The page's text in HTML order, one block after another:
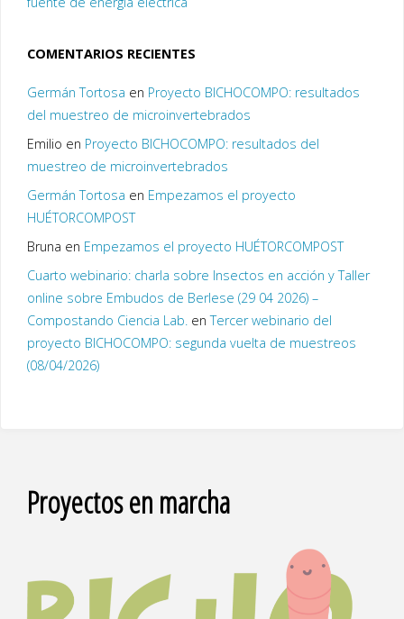
COMENTARIOS RECIENTES
Germán Tortosa en Proyecto BICHOCOMPO: resultados
del muestreo de microinvertebrados
Emilio en Proyecto BICHOCOMPO: resultados del
muestreo de microinvertebrados
Germán Tortosa en Empezamos el proyecto
HUÉTORCOMPOST
Bruna en Empezamos el proyecto HUÉTORCOMPOST
Cuarto webinario: charla sobre Insectos en acción y Taller
online sobre Embudos de Berlese (29 04 2026) –
Compostando Ciencia Lab.enTercer webinario del
proyecto BICHOCOMPO: segunda vuelta de muestreos
(08/04/2026)
Proyectos en marcha